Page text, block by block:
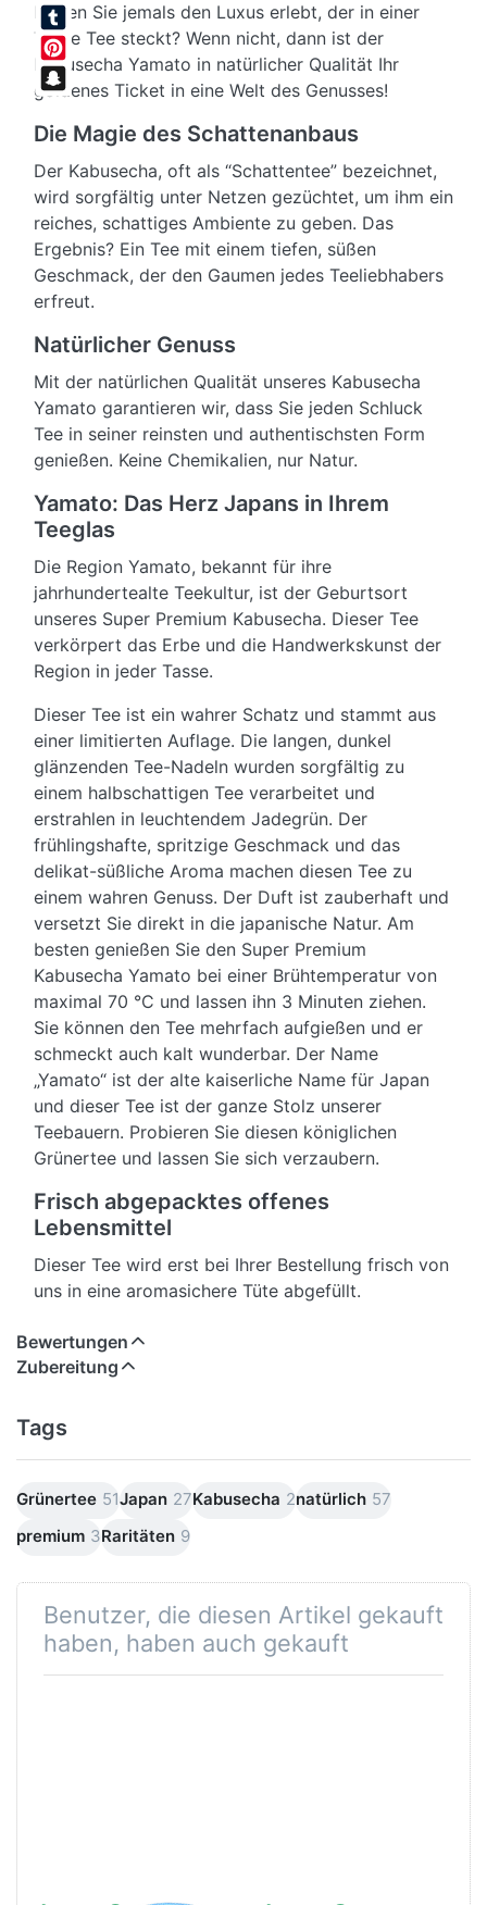
Facebook
Tumblr
Pinterest
Snapchat
Haben Sie jemals den Luxus erlebt, der in einer
Tasse Tee steckt? Wenn nicht, dann ist der
Kabusecha Yamato in natürlicher Qualität Ihr
goldenes Ticket in eine Welt des Genusses!
Die Magie des Schattenanbaus
Der Kabusecha, oft als “Schattentee” bezeichnet,
wird sorgfältig unter Netzen gezüchtet, um ihm ein
reiches, schattiges Ambiente zu geben. Das
Ergebnis? Ein Tee mit einem tiefen, süßen
Geschmack, der den Gaumen jedes Teeliebhabers
erfreut.
Natürlicher Genuss
Mit der natürlichen Qualität unseres Kabusecha
Yamato garantieren wir, dass Sie jeden Schluck
Tee in seiner reinsten und authentischsten Form
genießen. Keine Chemikalien, nur Natur.
Yamato: Das Herz Japans in Ihrem
Teeglas
Die Region Yamato, bekannt für ihre
jahrhundertealte Teekultur, ist der Geburtsort
unseres Super Premium Kabusecha. Dieser Tee
verkörpert das Erbe und die Handwerkskunst der
Region in jeder Tasse.
Dieser Tee ist ein wahrer Schatz und stammt aus
einer limitierten Auflage. Die langen, dunkel
glänzenden Tee-Nadeln wurden sorgfältig zu
einem halbschattigen Tee verarbeitet und
erstrahlen in leuchtendem Jadegrün. Der
frühlingshafte, spritzige Geschmack und das
delikat-süßliche Aroma machen diesen Tee zu
einem wahren Genuss. Der Duft ist zauberhaft und
versetzt Sie direkt in die japanische Natur. Am
besten genießen Sie den Super Premium
Kabusecha Yamato bei einer Brühtemperatur von
maximal 70 °C und lassen ihn 3 Minuten ziehen.
Sie können den Tee mehrfach aufgießen und er
schmeckt auch kalt wunderbar. Der Name
„Yamato“ ist der alte kaiserliche Name für Japan
und dieser Tee ist der ganze Stolz unserer
Teebauern. Probieren Sie diesen königlichen
Grünertee und lassen Sie sich verzaubern.
Frisch abgepacktes offenes
Lebensmittel
Dieser Tee wird erst bei Ihrer Bestellung frisch von
uns in eine aromasichere Tüte abgefüllt.
Bewertungen
Zubereitung
Tags
Grünertee 51Japan 27Kabusecha 2natürlich 57
premium 3Raritäten 9
Benutzer, die diesen Artikel gekauft
haben, haben auch gekauft